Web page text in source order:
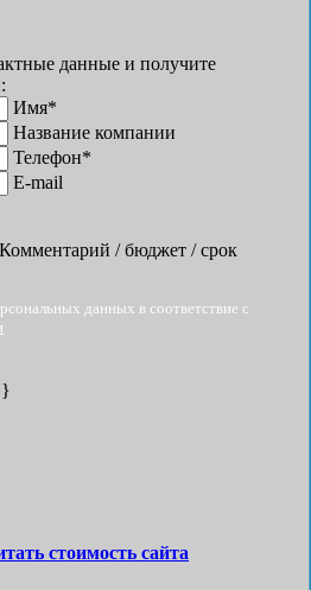
данные и получите
Имя*
Название компании
Телефон*
E-mail
Комментарий / бюджет / срок
данных в соответствие с
}
стоимость сайта